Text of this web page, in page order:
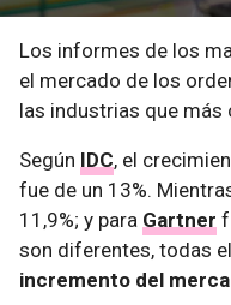
Los informes de los
el mercado de los
las industrias que más
Según IDC, el
fue de un 13%.
11,9%; y para Gartner
son diferentes, todas
incremento del